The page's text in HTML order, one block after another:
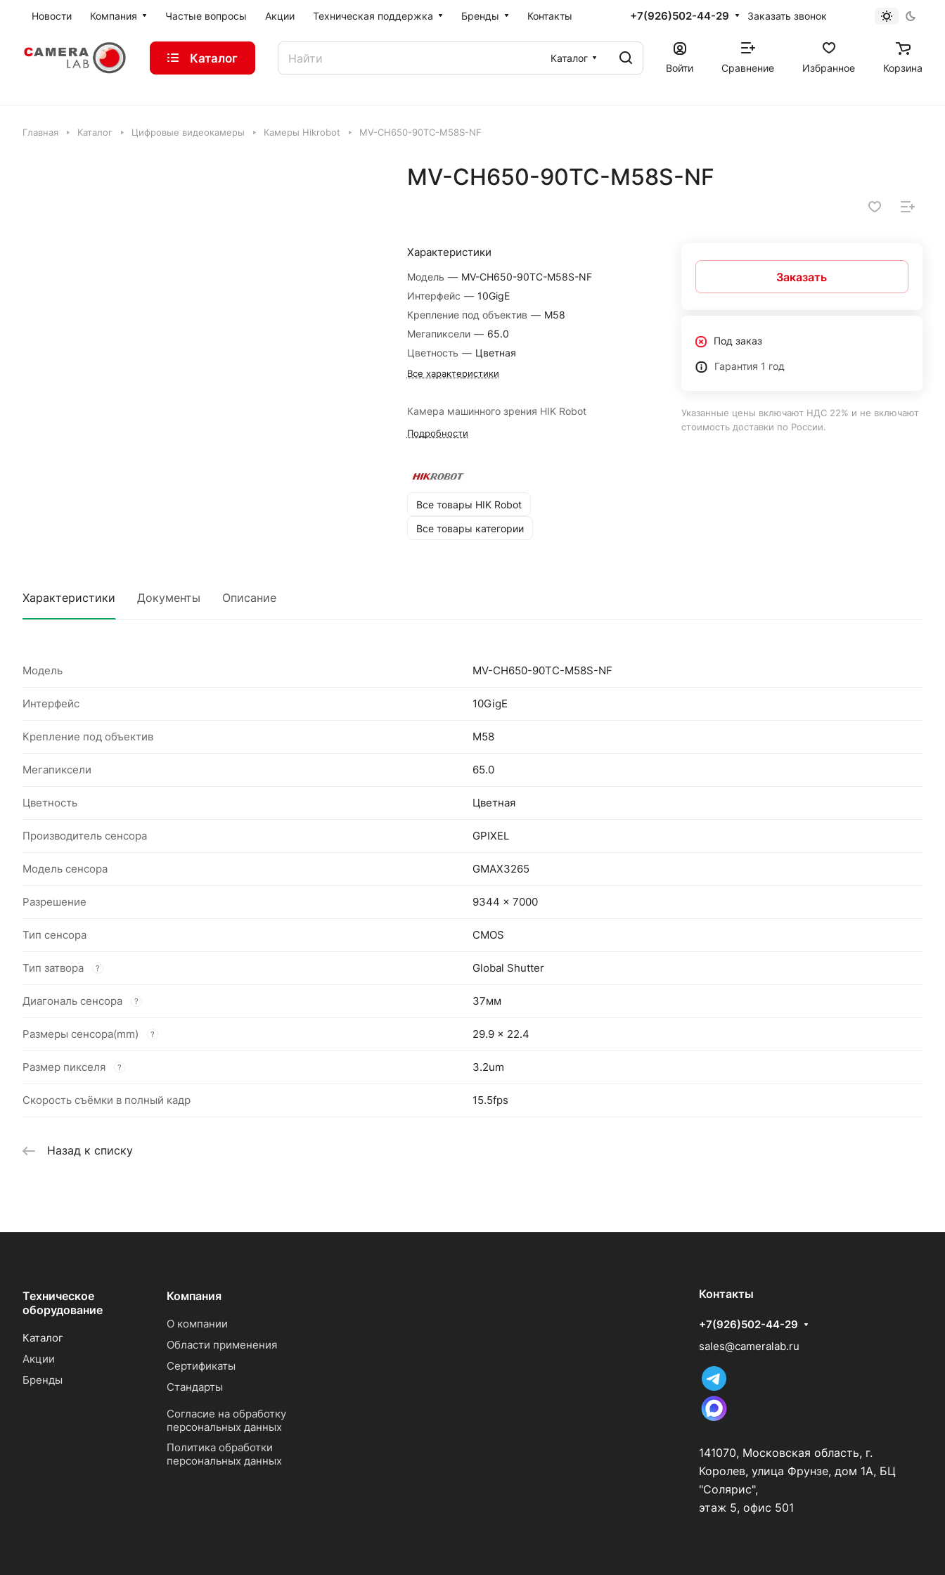
Новости Компания Частые вопросы Акции Техническая поддержка Бренды Контакты +7(926)502-44-29 Заказать звонок
Каталог
Каталог
Войти
Сравнение Избранное Корзина
Главная Каталог Цифровые видеокамеры Камеры Hikrobot MV-CH650-90TC-M58S-NF
MV-CH650-90TC-M58S-NF
Характеристики
Модель — MV-CH650-90TC-M58S-NF
Интерфейс — 10GigE
Крепление под объектив — M58
Мегапиксели — 65.0
Цветность — Цветная
Все характеристики
Камера машинного зрения HIK Robot
Подробности
Все товары HIK Robot
Все товары категории
Заказать
Под заказ
Гарантия 1 год
Указанные цены включают НДС 22% и не включают
стоимость доставки по России.
Характеристики Документы Описание
Модель MV-CH650-90TC-M58S-NF
Интерфейс 10GigE
Крепление под объектив M58
Мегапиксели 65.0
Цветность Цветная
Производитель сенсора GPIXEL
Модель сенсора GMAX3265
Разрешение 9344 x 7000
Тип сенсора CMOS
Тип затвора ? Global Shutter
Диагональ сенсора ? 37мм
Размеры сенсора(mm) ? 29.9 x 22.4
Размер пикселя ? 3.2um
Скорость съёмки в полный кадр 15.5fps
Назад к списку
Техническое
оборудование
Каталог
Акции
Бренды
Компания
О компании
Области применения
Сертификаты
Стандарты
Согласие на обработку
персональных данных
Политика обработки
персональных данных
Контакты
+7(926)502-44-29
sales@cameralab.ru
141070, Московская область, г.
Королев, улица Фрунзе, дом 1А, БЦ
"Солярис",
этаж 5, офис 501